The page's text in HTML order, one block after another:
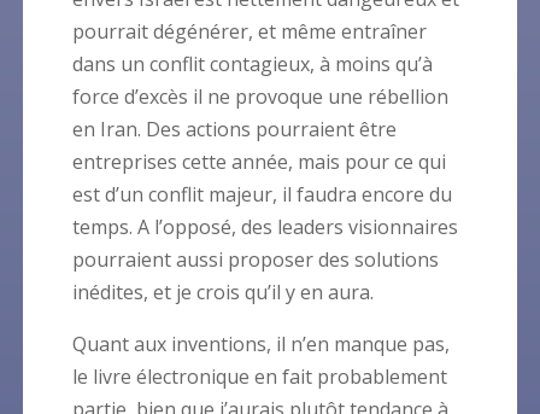
pourrait dégénérer, et même entraîner
dans un conflit contagieux, à moins qu’à
force d’excès il ne provoque une rébellion
en Iran. Des actions pourraient être
entreprises cette année, mais pour ce qui
est d’un conflit majeur, il faudra encore du
temps. A l’opposé, des leaders visionnaires
pourraient aussi proposer des solutions
inédites, et je crois qu’il y en aura.
Quant aux inventions, il n’en manque pas,
le livre électronique en fait probablement